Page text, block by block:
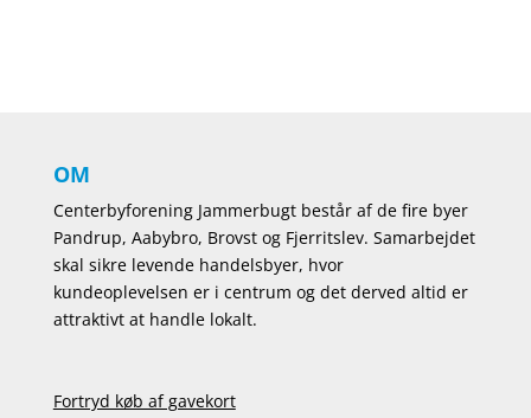
OM
Centerbyforening Jammerbugt består af de fire byer
Pandrup, Aabybro, Brovst og Fjerritslev. Samarbejdet
skal sikre levende handelsbyer, hvor
kundeoplevelsen er i centrum og det derved altid er
attraktivt at handle lokalt.
Fortryd køb af gavekort